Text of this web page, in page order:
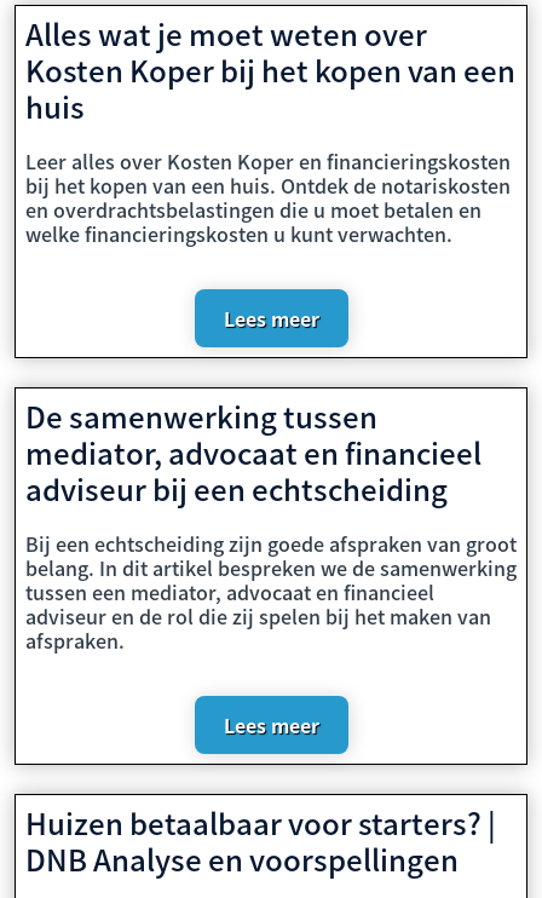
Alles wat je moet weten over
Kosten Koper bij het kopen van een
huis
Leer alles over Kosten Koper en financieringskosten
bij het kopen van een huis. Ontdek de notariskosten
en overdrachtsbelastingen die u moet betalen en
welke financieringskosten u kunt verwachten.
Lees meer
De samenwerking tussen
mediator, advocaat en financieel
adviseur bij een echtscheiding
Bij een echtscheiding zijn goede afspraken van groot
belang. In dit artikel bespreken we de samenwerking
tussen een mediator, advocaat en financieel
adviseur en de rol die zij spelen bij het maken van
afspraken.
Lees meer
Huizen betaalbaar voor starters? |
DNB Analyse en voorspellingen